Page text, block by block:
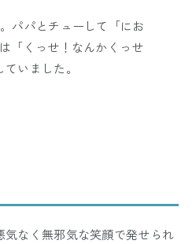
パパとチューして「にお
「くっせ！なんかくっせ
いました。
なく無邪気な笑顔で発せられ